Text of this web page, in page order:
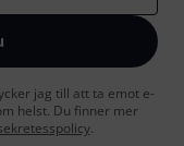
jag till att ta emot e-
helst. Du finner mer
.